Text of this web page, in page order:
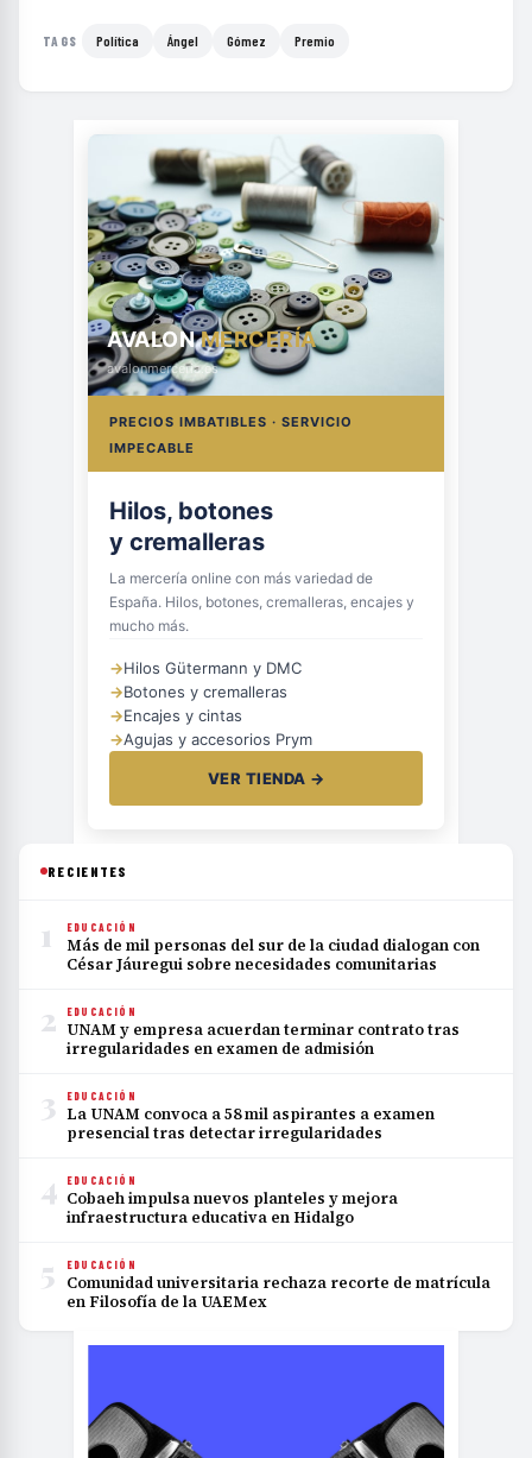
TAGS Política Ángel Gómez Premio
AVALONMERCERÍA
avalonmerceria.es
PRECIOS IMBATIBLES · SERVICIO
IMPECABLE
Hilos, botones
y cremalleras
La mercería online con más variedad de
España. Hilos, botones, cremalleras, encajes y
mucho más.
→Hilos Gütermann y DMC
→Botones y cremalleras
→Encajes y cintas
→Agujas y accesorios Prym
VER TIENDA →
RECIENTES
1 EDUCACIÓN
Más de mil personas del sur de la ciudad dialogan con
César Jáuregui sobre necesidades comunitarias
2 EDUCACIÓN
UNAM y empresa acuerdan terminar contrato tras
irregularidades en examen de admisión
3 EDUCACIÓN
La UNAM convoca a 58 mil aspirantes a examen
presencial tras detectar irregularidades
4 EDUCACIÓN
Cobaeh impulsa nuevos planteles y mejora
infraestructura educativa en Hidalgo
5 EDUCACIÓN
Comunidad universitaria rechaza recorte de matrícula
en Filosofía de la UAEMex